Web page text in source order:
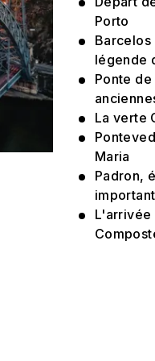
Porto
Barcelos
légende
Ponte
La verte
Maria
Padron,
L'arrivée